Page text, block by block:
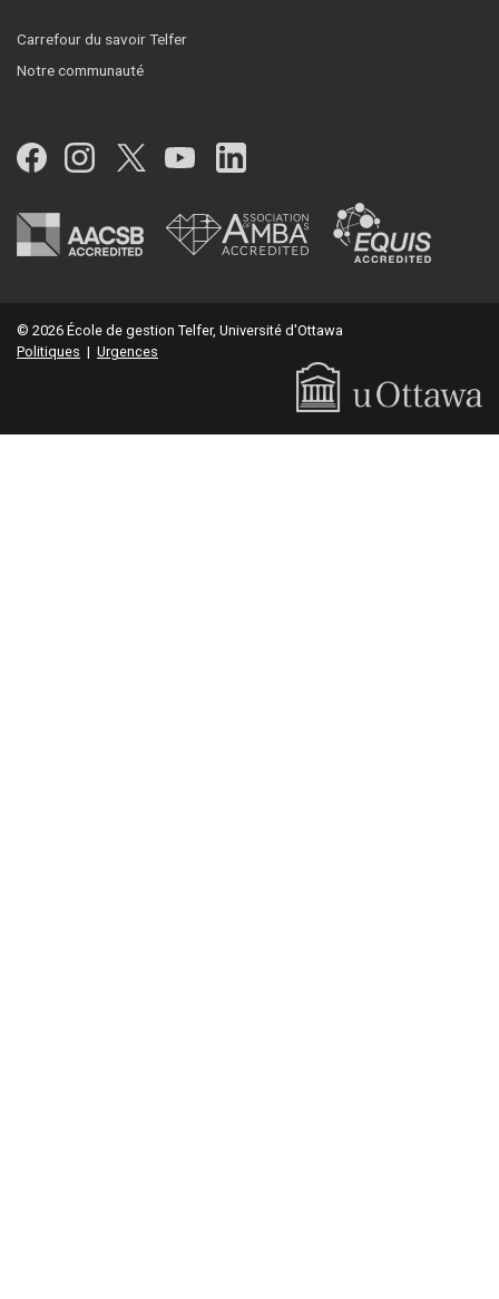
Carrefour du savoir Telfer
Notre communauté
Facebook
Instagram
Twitter
YouTubeLinkedIn
© 2026 École de gestion Telfer, Université d'Ottawa
Politiques | Urgences